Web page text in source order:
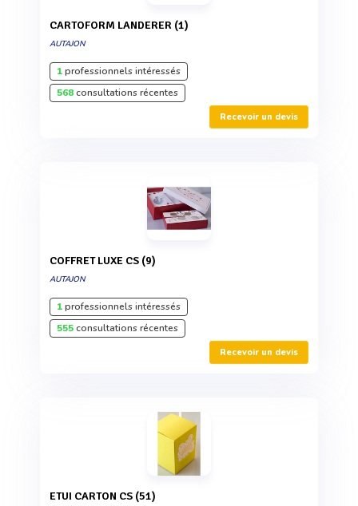
CARTOFORM LANDERER (1)
AUTAJON
1professionnels intéressés
568consultations récentes
Recevoir un devis
COFFRET LUXE CS (9)
AUTAJON
1professionnels intéressés
555consultations récentes
Recevoir un devis
ETUI CARTON CS (51)